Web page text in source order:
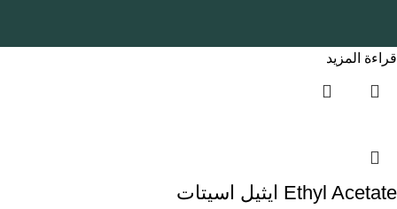
قراءة المزيد
Ethyl Acetate ايثيل اسيتات